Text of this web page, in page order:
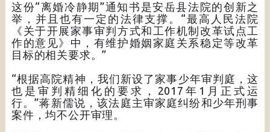
这份“离婚冷静期”通知书是安岳县法院的创新之
举，并且也有一定的法律支撑。“最高人民法院
《关于开展家事审判方式和工作机制改革试点工
作的意见》中，有维护婚姻家庭关系稳定等改革
目标的相关要求。”
“根据高院精神，我们新设了家事少年审判庭，这
也是审判精细化的要求，2017年1月正式运
行。”蒋新儒说，该法庭主审家庭纠纷和少年刑事
案件，均不公开审理。